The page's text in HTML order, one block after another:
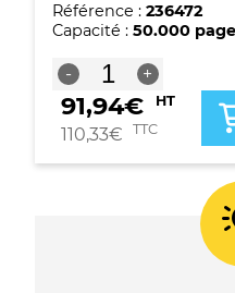
Référence : 236472
Capacité : 50.000
-
quantité
de
Brother
BU229CL
Belt
+
91,94€ HT
110,33€ TTC